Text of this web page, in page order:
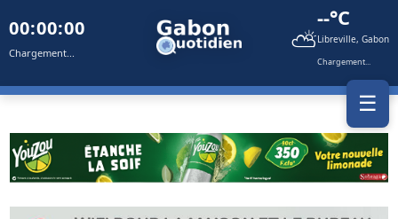
00:00:00
Chargement... ⛅
--°C
Libreville, Gabon
Chargement...
☰